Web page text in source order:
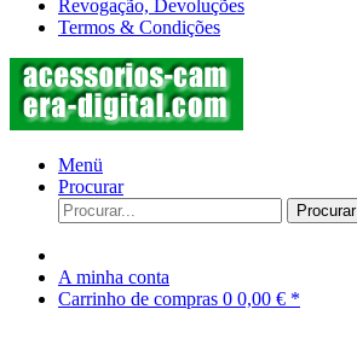
Revogação, Devoluções
Termos & Condições
Menü
Procurar
Procurar
A minha conta
Carrinho de compras 0 0,00 € *